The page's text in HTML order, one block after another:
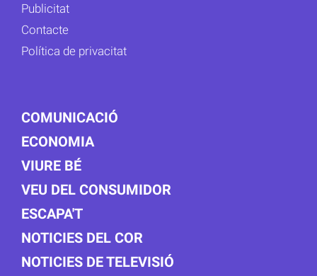
Publicitat
Contacte
Política de privacitat
COMUNICACIÓ
ECONOMIA
VIURE BÉ
VEU DEL CONSUMIDOR
ESCAPA'T
NOTICIES DEL COR
NOTICIES DE TELEVISIÓ